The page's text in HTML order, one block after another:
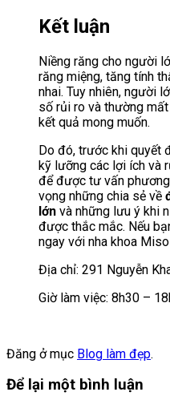
Kết luận
Niềng răng cho người
răng miệng, tăng tính
nhai. Tuy nhiên, người
số rủi ro và thường
kết quả mong muốn.
Do đó, trước khi quyết
kỹ lưỡng các lợi ích và
để được tư vấn
vọng những chia sẻ về
lớn và những lưu ý khi
được thắc mắc. Nếu
ngay với nha khoa
Địa chỉ: 291 Nguyễn
Giờ làm việc: 8h30 –
Đăng ở mục Blog làm đẹp.
Để lại một bình luận